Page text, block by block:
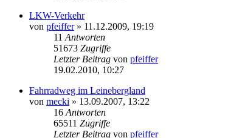
LKW-Verkehr
von pfeiffer» 11.12.2009, 19:19
11 Antworten
51673 Zugriffe
Letzter Beitrag von pfeiffer
19.02.2010, 10:27
Fahrradweg im Leinebergland
von mecki » 13.09.2007, 13:22
16 Antworten
65511 Zugriffe
Letzter Beitrag von pfeiffer